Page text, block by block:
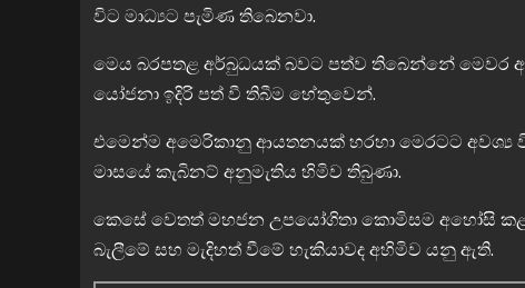
විට මාධ්‍යට පැමිණ තිබෙනවා.
මෙය බරපතළ අර්බුධයක් බවට පත්ව තිබෙන්නේ මෙවර
යෝජනා ඉදිරි පත් වී තිබීම හේතුවෙන්.
එමෙන්ම අමෙරිකානු ආයතනයක් හරහා මෙරටට අවශ්‍ය
මාසයේ කැබිනට් අනුමැතිය හිමිව තිබුණා.
කෙසේ වෙතත් මහජන උපයෝගිතා කොමිසම අහෝසි
බැලීමේ සහ මැදිහත් වීමේ හැකියාවද අහිමිව යනු ඇති.